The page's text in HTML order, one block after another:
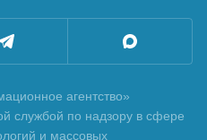
агентство»
службой по надзору в сфере
и массовых